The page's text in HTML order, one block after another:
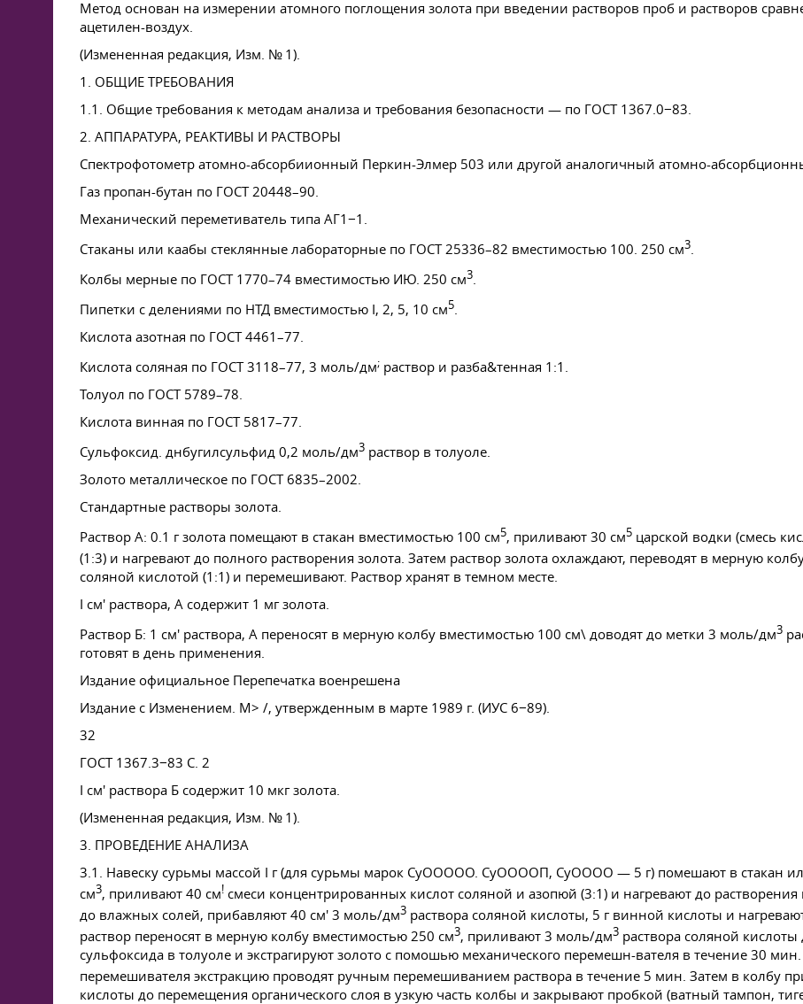
Метод основан на измерении атомного поглощения золота при введении растворов проб и растворов
ацетилен-воздух.
(Измененная редакция, Изм. № 1).
1. ОБЩИЕ ТРЕБОВАНИЯ
1.1. Общие требования к методам анализа и требования безопасности — по ГОСТ 1367.0−83.
2. АППАРАТУРА, РЕАКТИВЫ И РАСТВОРЫ
Спектрофотометр атомно-абсорбиионный Перкин-Элмер 503 или другой аналогичный атомно-
Газ пропан-бутан по ГОСТ 20448–90.
Механический переметиватель типа АГ1−1.
Стаканы или каабы стеклянные лабораторные по ГОСТ 25336–82 вместимостью 100. 250 см3.
Колбы мерные по ГОСТ 1770–74 вместимостью ИЮ. 250 см3.
Пипетки с делениями по НТД вместимостью I, 2, 5, 10 см5.
Кислота азотная по ГОСТ 4461–77.
Кислота соляная по ГОСТ 3118–77, 3 моль/дм; раствор и разба&тенная 1:1.
Толуол по ГОСТ 5789–78.
Кислота винная по ГОСТ 5817–77.
Сульфоксид. днбугилсульфид 0,2 моль/дм3 раствор в толуоле.
Золото металлическое по ГОСТ 6835–2002.
Стандартные растворы золота.
Раствор А: 0.1 г золота помещают в стакан вместимостью 100 см5, приливают 30 см5 царской водки (смесь
(1:3) и нагревают до полного растворения золота. Затем раствор золота охлаждают, переводят в мерную
соляной кислотой (1:1) и перемешивают. Раствор хранят в темном месте.
I см' раствора, А содержит 1 мг золота.
Раствор Б: 1 см' раствора, А переносят в мерную колбу вместимостью 100 см\ доводят до метки 3 моль/дм3
готовят в день применения.
Издание официальное Перепечатка военрешена
Издание с Изменением. М> /, утвержденным в марте 1989 г. (ИУС 6−89).
32
ГОСТ 1367.3−83 С. 2
I см' раствора Б содержит 10 мкг золота.
(Измененная редакция, Изм. № 1).
3. ПРОВЕДЕНИЕ АНАЛИЗА
3.1. Навеску сурьмы массой I г (для сурьмы марок СуООООО. СуООООП, СуОООО — 5 г) помешают в стакан
см3, приливают 40 см! смеси концентрированных кислот соляной и азопюй (3:1) и нагревают до
до влажных солей, прибавляют 40 см' 3 моль/дм3 раствора соляной кислоты, 5 г винной кислоты и
раствор переносят в мерную колбу вместимостью 250 см3, приливают 3 моль/дм3 раствора соляной
сульфоксида в толуоле и экстрагируют золото с помошью механического перемешн-вателя в течение 30
перемешивателя экстракцию проводят ручным перемешиванием раствора в течение 5 мин. Затем в колбу
кислоты до перемещения органического слоя в узкую часть колбы и закрывают пробкой (ватный тампон,